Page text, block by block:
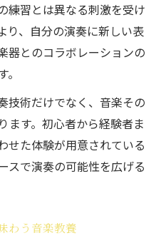
練習とは異なる刺激を受け
り、自分の演奏に新しい表
器とのコラボレーションの
技術だけでなく、音楽その
ます。初心者から経験者ま
せた体験が用意されている
スで演奏の可能性を広げる
わう音楽教養